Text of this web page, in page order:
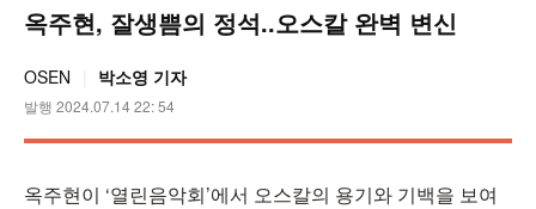
옥주현, 잘생쁨의 정석..오스칼 완벽 변신
OSEN 박소영 기자
발행 2024.07.14 22: 54
옥주현이 ‘열린음악회’에서 오스칼의 용기와 기백을 보여